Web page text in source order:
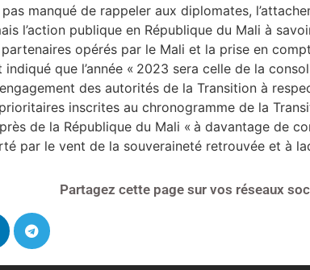
pas manqué de rappeler aux diplomates,
l’action publique en République du Mali à
opérés par le Mali et la prise en
indiqué que l’année « 2023 sera celle de la
des autorités de la Transition à
inscrites au chronogramme de la
de la République du Mali « à davantage de
par le vent de la souveraineté retrouvée et à
Partagez cette page sur vos réseaux